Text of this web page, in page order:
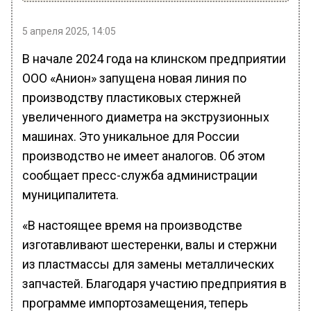
5 апреля 2025, 14:05
В начале 2024 года на клинском предприятии
ООО «Анион» запущена новая линия по
производству пластиковых стержней
увеличенного диаметра на экструзионных
машинах. Это уникальное для России
производство не имеет аналогов. Об этом
сообщает пресс-служба администрации
муниципалитета.
«В настоящее время на производстве
изготавливают шестеренки, валы и стержни
из пластмассы для замены металлических
запчастей. Благодаря участию предприятия в
программе импортозамещения, теперь